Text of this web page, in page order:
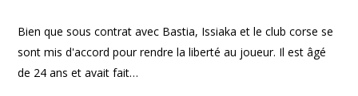
la
publication :
Bien que sous contrat avec Bastia, Issiaka et le club corse se
sont mis d'accord pour rendre la liberté au joueur. Il est âgé
de 24 ans et avait fait…